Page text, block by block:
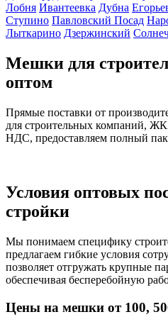
Лобня Ивантеевка Дубна
Ступино Павловский Посад
Лыткарино Дзержинский
Мешки для
оптом
Прямые поставки от
для строительных компаний,
НДС, предоставляем полный
Условия оптовых
стройки
Мы понимаем специфику
предлагаем гибкие условия
позволяет отгружать крупные
обеспечивая бесперебойную
Цены на мешки от 100,